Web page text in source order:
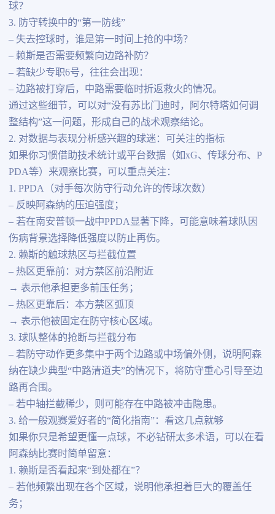
球？
3. 防守转换中的“第一防线”
– 失去控球时，谁是第一时间上抢的中场？
– 赖斯是否需要频繁向边路补防？
– 若缺少专职6号，往往会出现：
– 边路被打穿后，中路需要临时折返救火的情况。
通过这些细节，可以对“没有苏比门迪时，阿尔特塔如何调
整结构”这一问题，形成自己的战术观察结论。
2. 对数据与表现分析感兴趣的球迷：可关注的指标
如果你习惯借助技术统计或平台数据（如xG、传球分布、P
PDA等）来观察比赛，可以重点关注：
1. PPDA（对手每次防守行动允许的传球次数）
– 反映阿森纳的压迫强度；
– 若在南安普顿一战中PPDA显著下降，可能意味着球队因
伤病背景选择降低强度以防止再伤。
2. 赖斯的触球热区与拦截位置
– 热区更靠前：对方禁区前沿附近
→ 表示他承担更多前压任务；
– 热区更靠后：本方禁区弧顶
→ 表示他被固定在防守核心区域。
3. 球队整体的抢断与拦截分布
– 若防守动作更多集中于两个边路或中场偏外侧，说明阿森
纳在缺少典型“中路清道夫”的情况下，将防守重心引导至边
路再合围。
– 若中轴拦截稀少，则可能存在中路被冲击隐患。
3. 给一般观赛爱好者的“简化指南”：看这几点就够
如果你只是希望更懂一点球，不必钻研太多术语，可以在看
阿森纳比赛时简单留意：
1. 赖斯是否看起来“到处都在”？
– 若他频繁出现在各个区域，说明他承担着巨大的覆盖任
务；